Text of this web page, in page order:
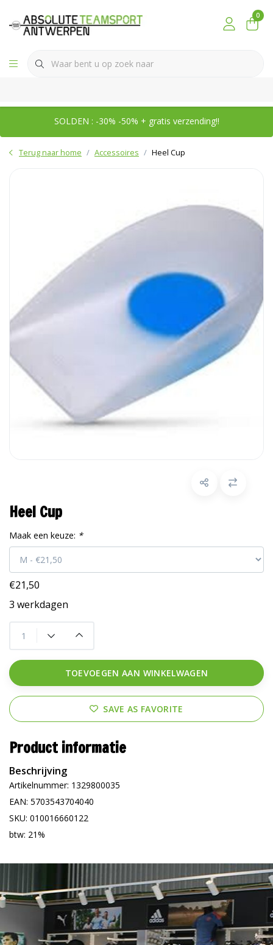
0
SOLDEN : -30% -50% + gratis verzending!!
Terug naar home Accessoires Heel Cup
Heel Cup
Maak een keuze: *
€21,50
3 werkdagen
TOEVOEGEN AAN WINKELWAGEN
SAVE AS FAVORITE
Product informatie
Beschrijving
Artikelnummer: 1329800035
EAN: 5703543704040
SKU: 010016660122
btw: 21%